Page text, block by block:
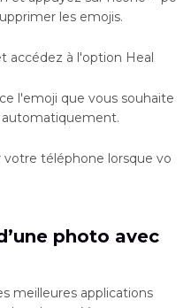
les emojis.
accédez à l'option Heal
l'emoji que vous souhaite
automatiquement.
votre téléphone lorsque vo
photo avec
meilleures applications